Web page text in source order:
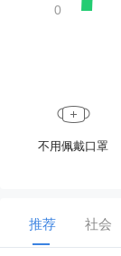
不用佩戴口罩
推荐 社会